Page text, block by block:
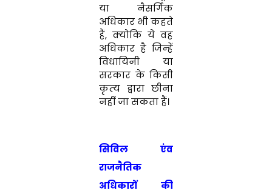
या नैसर्गिक
अधिकार भी कहते
हैं, क्‍योकि ये वह
अधिकार है जिन्‍हें
विधा‍यिनी या
सरकार के किसी
कृत्‍य द्वारा छीना
नहीं जा सकता हैं।
सिविल एंव
राजनैतिक
अधिकारों की